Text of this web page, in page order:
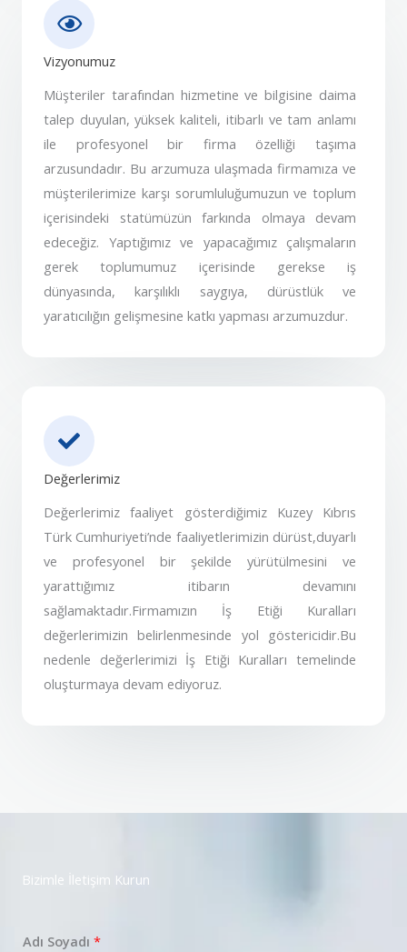
Vizyonumuz
Müşteriler tarafından hizmetine ve bilgisine daima
talep duyulan, yüksek kaliteli, itibarlı ve tam anlamı
ile profesyonel bir firma özelliği taşıma
arzusundadır. Bu arzumuza ulaşmada firmamıza ve
müşterilerimize karşı sorumluluğumuzun ve toplum
içerisindeki statümüzün farkında olmaya devam
edeceğiz. Yaptığımız ve yapacağımız çalışmaların
gerek toplumumuz içerisinde gerekse iş
dünyasında, karşılıklı saygıya, dürüstlük ve
yaratıcılığın gelişmesine katkı yapması arzumuzdur.
Değerlerimiz
Değerlerimiz faaliyet gösterdiğimiz Kuzey Kıbrıs
Türk Cumhuriyeti’nde faaliyetlerimizin dürüst,duyarlı
ve profesyonel bir şekilde yürütülmesini ve
yarattığımız itibarın devamını
sağlamaktadır.Firmamızın İş Etiği Kuralları
değerlerimizin belirlenmesinde yol göstericidir.Bu
nedenle değerlerimizi İş Etiği Kuralları temelinde
oluşturmaya devam ediyoruz.
Bizimle İletişim Kurun
Adı Soyadı *